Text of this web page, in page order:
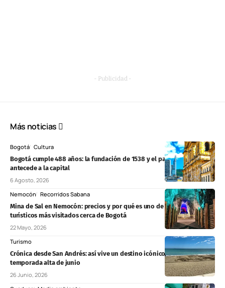
- Publicidad -
Más noticias
Bogotá Cultura
Bogotá cumple 488 años: la fundación de 1538 y el pasado muisca que
antecede a la capital
6 Agosto, 2026
Nemocón Recorridos Sabana
Mina de Sal en Nemocón: precios y por qué es uno de los destinos
turísticos más visitados cerca de Bogotá
22 Mayo, 2026
Turismo
Crónica desde San Andrés: así vive un destino icónico colombiano la
temporada alta de junio
26 Junio, 2026